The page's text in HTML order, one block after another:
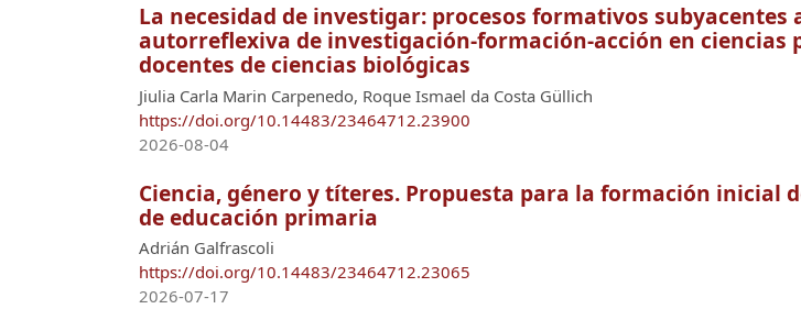
La necesidad de investigar: procesos formativos subyacentes
autorreflexiva de investigación-formación-acción en ciencias
docentes de ciencias biológicas
Jiulia Carla Marin Carpenedo, Roque Ismael da Costa Güllich
https://doi.org/10.14483/23464712.23900
2026-08-04
Ciencia, género y títeres. Propuesta para la formación inicial
de educación primaria
Adrián Galfrascoli
https://doi.org/10.14483/23464712.23065
2026-07-17